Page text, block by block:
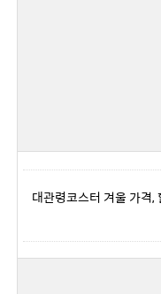
대관령코스터 겨울 가격,